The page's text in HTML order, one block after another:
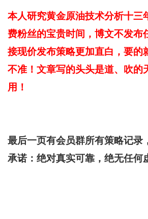
本人研究黄金原油技术分析十三
费粉丝的宝贵时间，博文不发布
接现价发布策略更加直白，要的
不准！文章写的头头是道、吹的
用！
最后一页有会员群所有策略记录
承诺：绝对真实可靠，绝无任何